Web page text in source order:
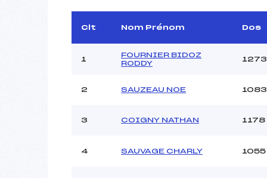
Arbitre :
Assistant :
MANCHE 1
Heure de départ :
Ouvreurs A :
Clt Nom Prénom Dos
1
FOURNIER BIDOZ
RODDY
1273
2 SAUZEAU NOE 1083
3 COIGNY NATHAN 1178
4 SAUVAGE CHARLY 1055